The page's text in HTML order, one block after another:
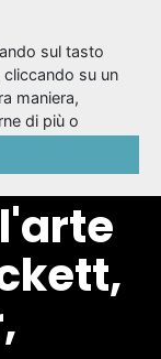
sul tasto
su un
maniera,
di più o